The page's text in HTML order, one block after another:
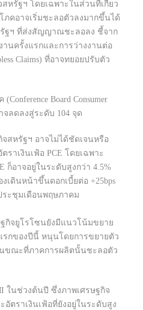
หรัฐฯ โดยเฉพาะในส่วนที่เกี่ยว
ภคอาจเริ่มชะลอตัวลงมากขึ้นได้
ฐฯ ที่ส่งสัญญาณชะลอลง ชี้จาก
นครั้งแรกและการว่างงานต่อ
Claims) ที่อาจทยอยปรับตัว
Board Consumer
จลดลงสู่ระดับ 104 จุด
สหรัฐฯ อาจไม่ได้ชัดเจนหรือ
าเงินเฟ้อ PCE โดยเฉพาะ
ก็อาจอยู่ในระดับสูงกว่า 4.5%
เดินหน้าขึ้นดอกเบี้ยต่อ +25bps
ระชุมเดือนพฤษภาคม
กิจยูโรโซนยังมีแนวโน้มขยาย
รกของปีนี้ หนุนโดยการขยายตัว
นขณะที่ภาคการผลิตนั้นชะลอตัว
ในช่วงต้นปี ซึ่งภาพเศรษฐกิจ
ตราเงินเฟ้อที่ยังอยู่ในระดับสูง